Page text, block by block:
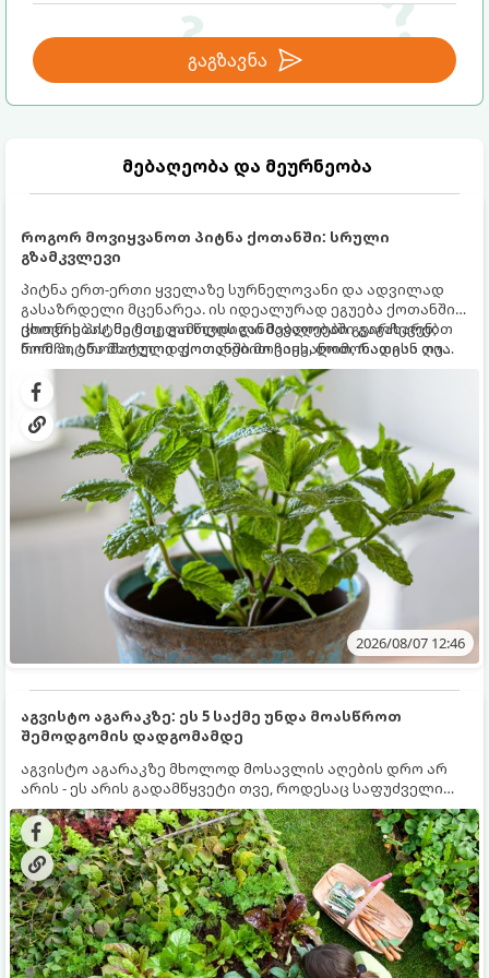
გაგზავნა
მებაღეობა და მეურნეობა
როგორ მოვიყვანოთ პიტნა ქოთანში: სრული
გზამკვლევი
პიტნა ერთ-ერთი ყველაზე სურნელოვანი და ადვილად
გასაზრდელი მცენარეა. ის იდეალურად ეგუება ქოთანში
ცხოვრებას, მეტიც, გამოცდილი მებაღეები გვირჩევენ,
რომ პიტნა მხოლოდ ქოთანში მოვიყვანოთ, რადგან ღია
გრუნტში (ბაღში) დარგვისას ის ფესვებით ძალიან
სწრაფად ვრცელდება და სხვა მცენარეებს ავიწროებს.
ქოთნის პიტნა მთელი წლის განმავლობაში გაგახარებთ
ნორჩი, არომატული ფოთლებით ჩაის, ლიმონათისა თუ
კერძებისთვის.
2026/08/07 12:46
აგვისტო აგარაკზე: ეს 5 საქმე უნდა მოასწროთ
შემოდგომის დადგომამდე
აგვისტო აგარაკზე მხოლოდ მოსავლის აღების დრო არ
არის - ეს არის გადამწყვეტი თვე, როდესაც საფუძველი
ეყრება მომავალი წლის მოსავალს და ბაღი მზადდება
შემოდგომა-ზამთრის სეზონისთვის. იმისათვის, რომ
ნიადაგმა ენერგია აღიდგინოს, ხოლო მცენარეებმა
ზამთარს გაუძლონ, აგვისტოს ბოლომდე 5
მნიშვნელოვანი საქმის გაკეთება უნდა მოასწროთ: